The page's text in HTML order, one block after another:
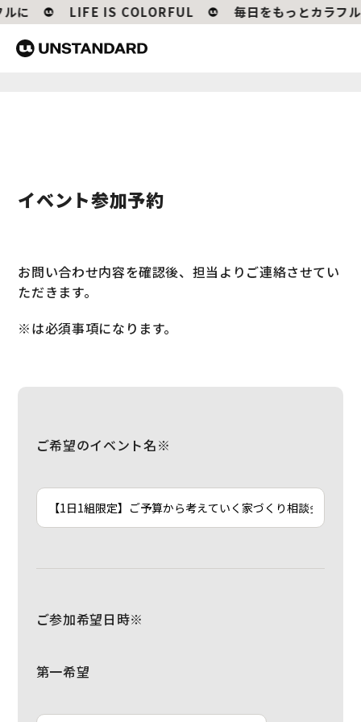
に LIFE IS COLORFUL 毎日をもっとカラフル
イベント参加予約
お問い合わせ内容を確認後、担当よりご連絡させてい
ただきます。
※は必須事項になります。
ご希望のイベント名※
ご参加希望日時※
第一希望